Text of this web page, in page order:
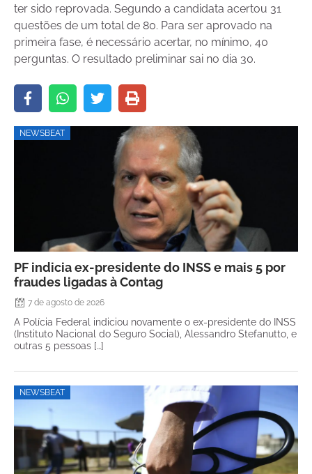
ter sido reprovada. Segundo a candidata acertou 31
questões de um total de 80. Para ser aprovado na
primeira fase, é necessário acertar, no mínimo, 40
perguntas. O resultado preliminar sai no dia 30.
NEWSBEAT
PF indicia ex-presidente do INSS e mais 5 por
fraudes ligadas à Contag
7 de agosto de 2026
A Polícia Federal indiciou novamente o ex-presidente do INSS
(Instituto Nacional do Seguro Social), Alessandro Stefanutto, e
outras 5 pessoas […]
NEWSBEAT